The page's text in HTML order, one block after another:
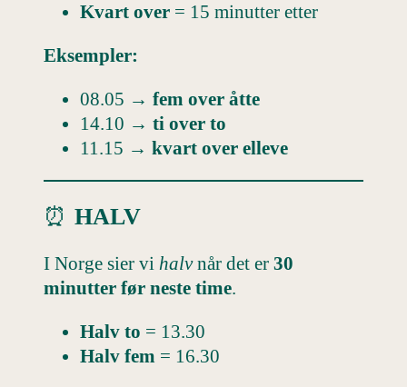
Kvart over = 15 minutter etter
Eksempler:
08.05 → fem over åtte
14.10 → ti over to
11.15 → kvart over elleve
⏰ HALV
I Norge sier vi halvnår det er 30
minutter før neste time.
Halv to = 13.30
Halv fem = 16.30